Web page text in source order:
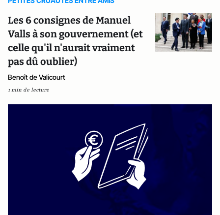
Les 6 consignes de Manuel
Valls à son gouvernement (et
celle qu'il n'aurait vraiment
pas dû oublier)
Benoît de Valicourt
1 min de lecture